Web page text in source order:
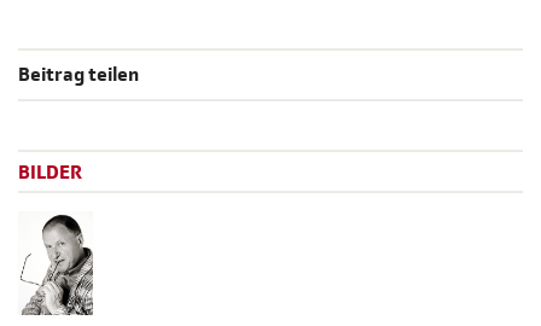
Beitrag teilen
BILDER